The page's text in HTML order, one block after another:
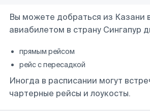
Вы можете добраться из Казани
авиабилетом в страну Сингапур
прямым рейсом
рейс с пересадкой
Иногда в расписании могут
чартерные рейсы и лоукосты.